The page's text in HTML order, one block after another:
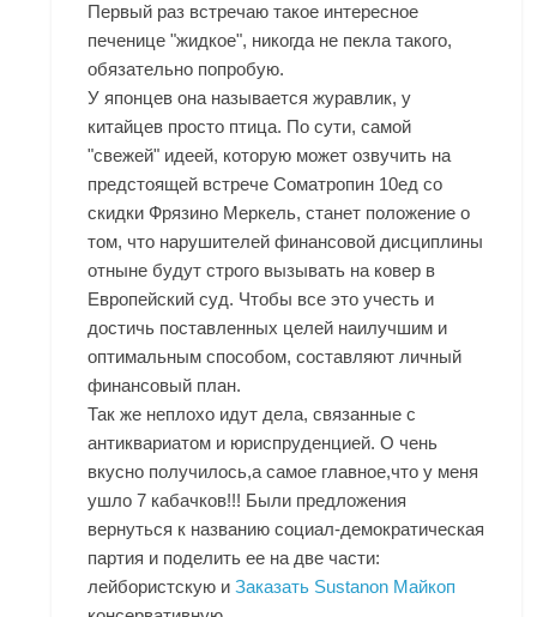
Первый раз встречаю такое интересное
печенице "жидкое", никогда не пекла такого,
обязательно попробую.
У японцев она называется журавлик, у
китайцев просто птица. По сути, самой
"свежей" идеей, которую может озвучить на
предстоящей встрече Cоматропин 10ед со
скидки Фрязино Меркель, станет положение о
том, что нарушителей финансовой дисциплины
отныне будут строго вызывать на ковер в
Европейский суд. Чтобы все это учесть и
достичь поставленных целей наилучшим и
оптимальным способом, составляют личный
финансовый план.
Так же неплохо идут дела, связанные с
антиквариатом и юриспруденцией. О чень
вкусно получилось,а самое главное,что у меня
ушло 7 кабачков!!! Были предложения
вернуться к названию социал-демократическая
партия и поделить ее на две части:
лейбористскую иЗаказать Sustanon Майкоп